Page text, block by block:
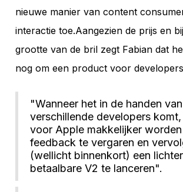
nieuwe manier van content
interactie toe.Aangezien de prijs en
grootte van de bril zegt Fabian dat
nog om een product voor
"Wanneer het in de handen van
verschillende developers
voor Apple makkelijker
feedback te vergaren en
(wellicht binnenkort) een
betaalbare V2 te lanceren".